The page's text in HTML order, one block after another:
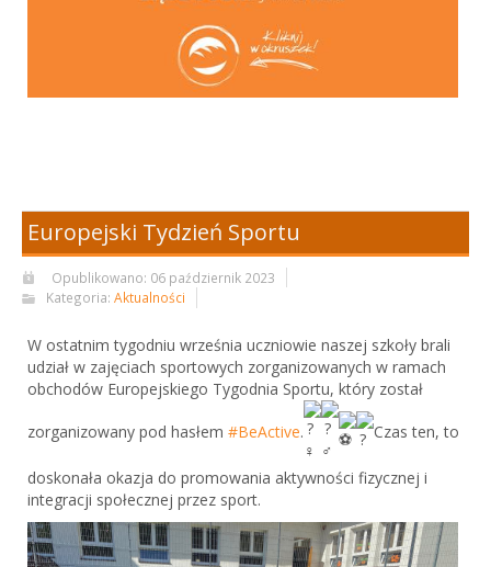
Europejski Tydzień Sportu
Opublikowano: 06 październik 2023
Kategoria: Aktualności
W ostatnim tygodniu września uczniowie naszej szkoły brali
udział w zajęciach sportowych zorganizowanych w ramach
obchodów Europejskiego Tygodnia Sportu, który został
zorganizowany pod hasłem #BeActive. Czas ten, to
doskonała okazja do promowania aktywności fizycznej i
integracji społecznej przez sport.